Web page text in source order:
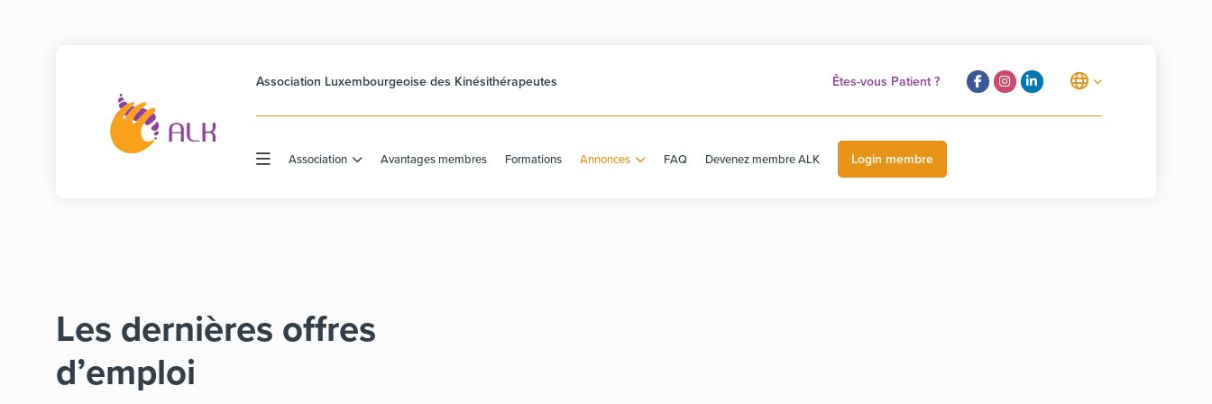
Association Luxembourgeoise des Kinésithérapeutes Êtes-vous Patient ?
Association Avantages membres Formations Annonces FAQ Devenez membre ALK Login membre
Les dernières offres
d’emploi